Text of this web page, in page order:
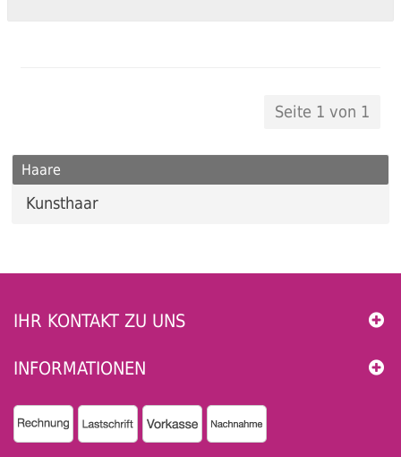
Seite 1 von 1
Haare
Kunsthaar
IHR KONTAKT ZU UNS
INFORMATIONEN